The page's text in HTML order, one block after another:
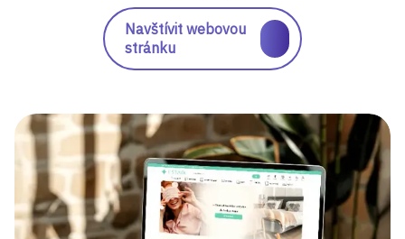
Navštívit webovou
stránku